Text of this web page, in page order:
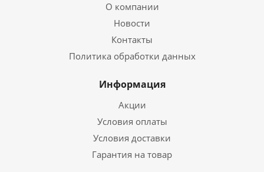
О компании
Новости
Контакты
Политика обработки данных
Информация
Акции
Условия оплаты
Условия доставки
Гарантия на товар